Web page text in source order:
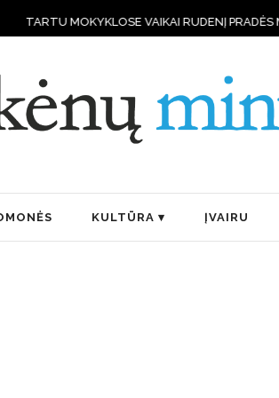
RUDENĮ PRADĖS MOKYTIS VALDYTI
KULTŪRA ĮVAIRU